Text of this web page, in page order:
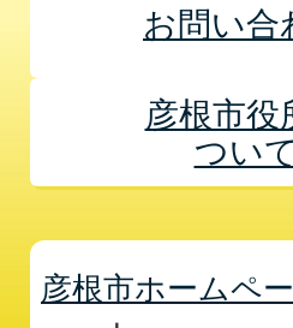
お問い合
彦根市役
ついて
彦根市ホームペ